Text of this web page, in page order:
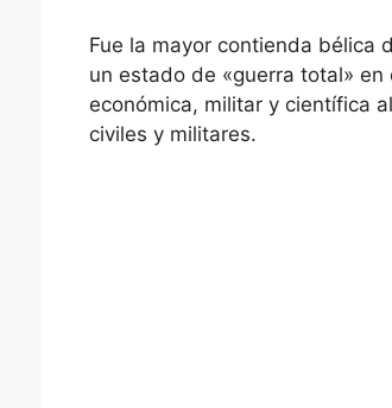
Fue la mayor contienda bélica
un estado de «guerra total»
económica, militar y científica
civiles y militares.